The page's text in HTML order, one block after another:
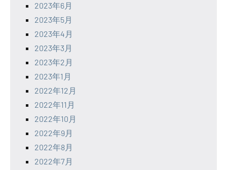
2023年6月
2023年5月
2023年4月
2023年3月
2023年2月
2023年1月
2022年12月
2022年11月
2022年10月
2022年9月
2022年8月
2022年7月